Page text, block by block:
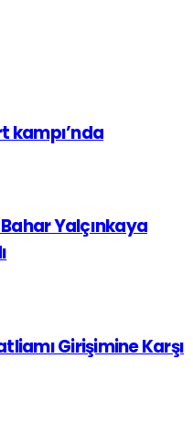
kampı’nda
Yalçınkaya
Girişimine Karşı